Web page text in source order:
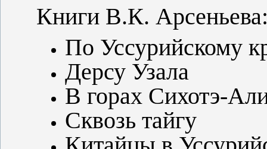
Книги В.К.
По Уссурийскому
Дерсу Узала
В горах Сихотэ-
Сквозь тайгу